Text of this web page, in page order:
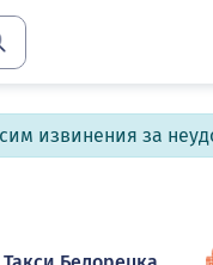
извинения за